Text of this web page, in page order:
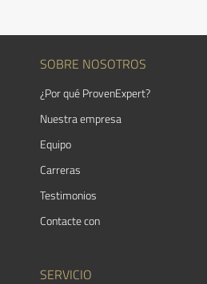
SOBRE NOSOTROS
¿Por qué ProvenExpert?
Nuestra empresa
Equipo
Carreras
Testimonios
Contacte con
SERVICIO